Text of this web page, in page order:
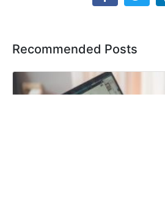
Recommended Posts